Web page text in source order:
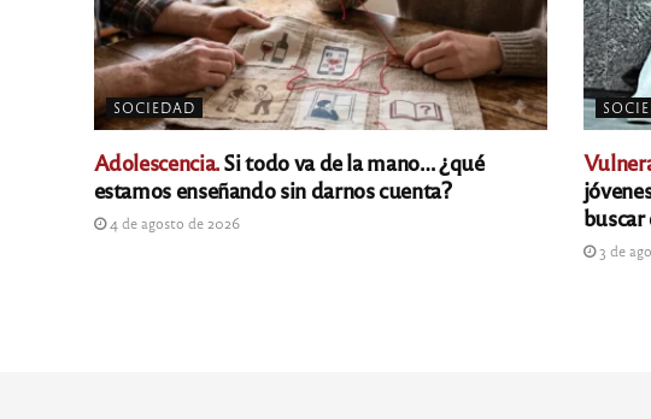
SOCIEDAD
Adolescencia.Si todo va de la mano… ¿qué
estamos enseñando sin darnos cuenta?
4 de agosto de 2026
3 de